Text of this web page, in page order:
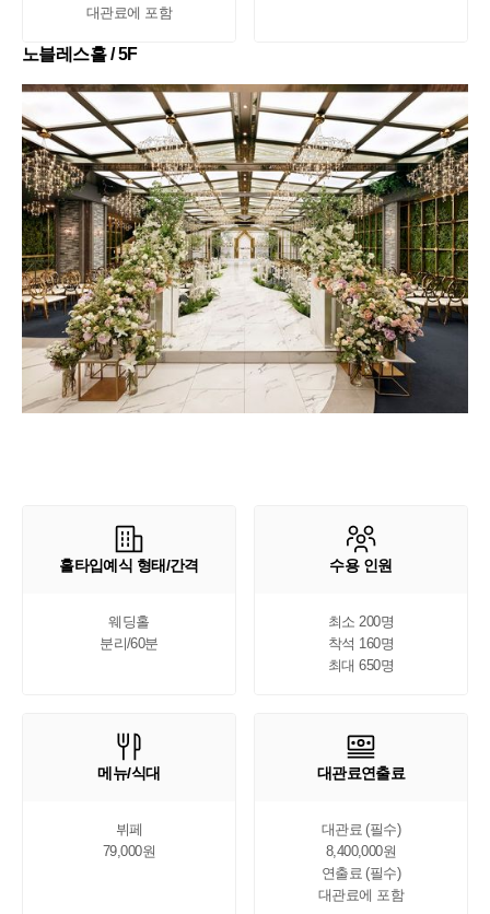
대관료에 포함
노블레스홀 / 5F
홀타입예식 형태/간격
웨딩홀
분리/60분
수용 인원
최소 200명
착석 160명
최대 650명
메뉴/식대
뷔페
79,000원
대관료연출료
대관료 (필수)
8,400,000원
연출료 (필수)
대관료에 포함